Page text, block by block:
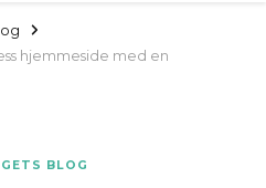
hjemmeside med en
BLOG